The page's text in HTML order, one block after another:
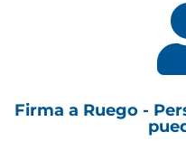
Firma a Ruego -